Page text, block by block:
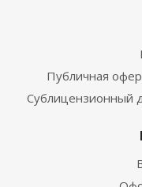
Публичная
Сублицензионный